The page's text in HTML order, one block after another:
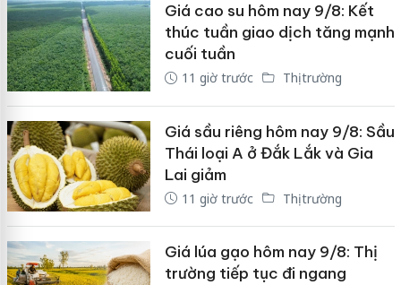
Giá cao su hôm nay 9/8: Kết
thúc tuần giao dịch tăng mạnh
cuối tuần
11 giờ trước Thị trường
Giá sầu riêng hôm nay 9/8: Sầu
Thái loại A ở Đắk Lắk và Gia
Lai giảm
11 giờ trước Thị trường
Giá lúa gạo hôm nay 9/8: Thị
trường tiếp tục đi ngang